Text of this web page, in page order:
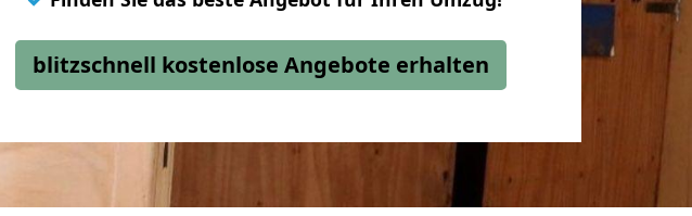
blitzschnell kostenlose Angebote erhalten